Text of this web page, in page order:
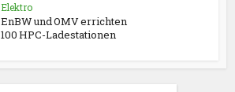
Elektro
EnBW und OMV errichten
100 HPC-Ladestationen